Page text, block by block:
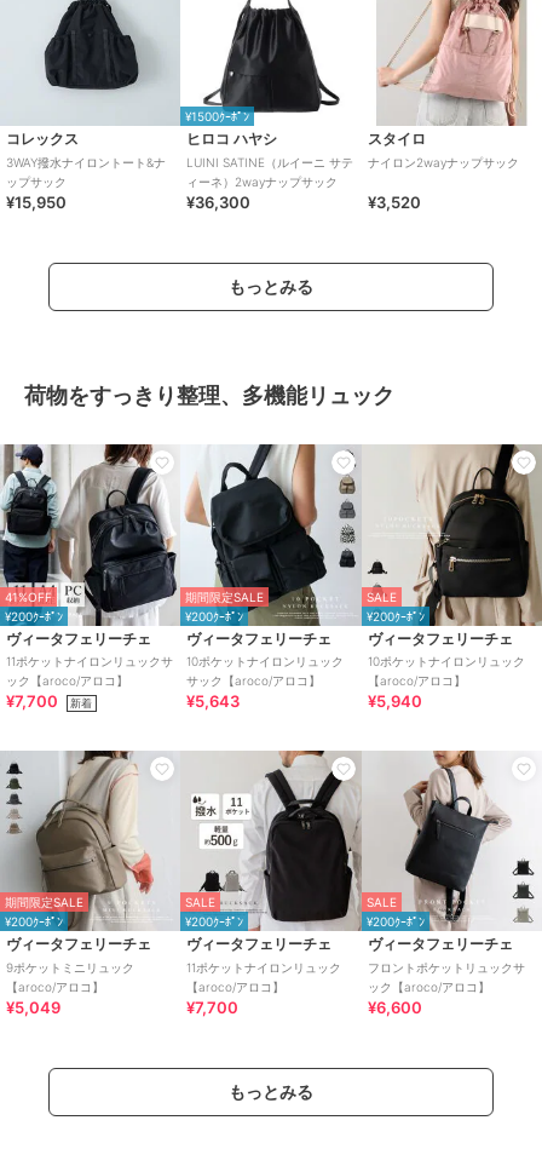
コレックス
3WAY撥水ナイロントート&ナ
ップサック
¥15,950
¥1500ｸｰﾎﾟﾝ
ヒロコ ハヤシ
LUINI SATINE（ルイーニ サテ
ィーネ）2wayナップサック
¥36,300
スタイロ
ナイロン2wayナップサック
¥3,520
もっとみる
荷物をすっきり整理、多機能リュック
41%OFF
¥200ｸｰﾎﾟﾝ
ヴィータフェリーチェ
11ポケットナイロンリュックサ
ック【aroco/アロコ】
¥7,700 新着
期間限定SALE
¥200ｸｰﾎﾟﾝ
ヴィータフェリーチェ
10ポケットナイロンリュック
サック【aroco/アロコ】
¥5,643
SALE
¥200ｸｰﾎﾟﾝ
ヴィータフェリーチェ
10ポケットナイロンリュック
【aroco/アロコ】
¥5,940
期間限定SALE
¥200ｸｰﾎﾟﾝ
ヴィータフェリーチェ
9ポケットミニリュック
【aroco/アロコ】
¥5,049
SALE
¥200ｸｰﾎﾟﾝ
ヴィータフェリーチェ
11ポケットナイロンリュック
【aroco/アロコ】
¥7,700
SALE
¥200ｸｰﾎﾟﾝ
ヴィータフェリーチェ
フロントポケットリュックサ
ック【aroco/アロコ】
¥6,600
もっとみる